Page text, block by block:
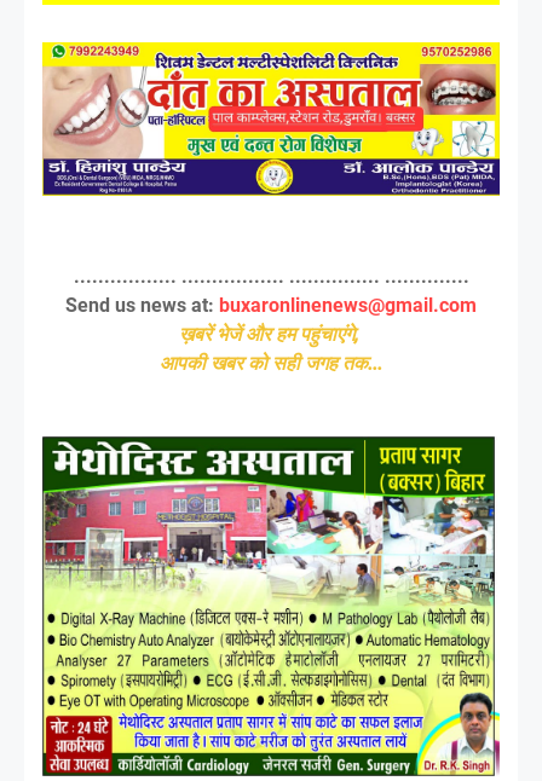
................. ................. ............... ..............
Send us news at: buxaronlinenews@gmail.com
ख़बरें भेजें और हम पहुंचाएंगे,
आपकी खबर को सही जगह तक...